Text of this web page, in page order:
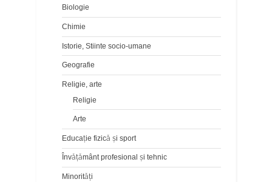
Biologie
Chimie
Istorie, Stiinte socio-umane
Geografie
Religie, arte
Religie
Arte
Educaţie fizică şi sport
Învăţământ profesional şi tehnic
Minorităţi